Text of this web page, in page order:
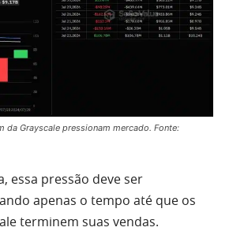
da Grayscale pressionam mercado. Fonte:
essa pressão deve ser
apenas o tempo até que os
terminem suas vendas.